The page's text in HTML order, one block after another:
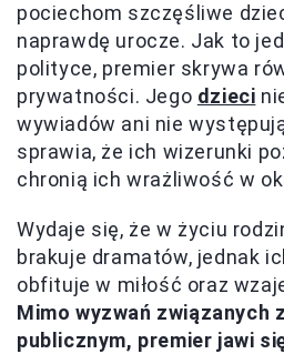
pociechom szczęśliwe
naprawdę urocze. Jak to
polityce, premier skrywa
prywatności. Jego dzieci
wywiadów ani nie
sprawia, że ich wizerunki
chronią ich wrażliwość w
Wydaje się, że w życiu
brakuje dramatów, jednak
obfituje w miłość oraz
Mimo wyzwań związanych
publicznym, premier jawi